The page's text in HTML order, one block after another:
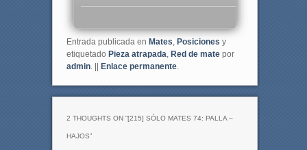
Entrada publicada en Mates Posiciones y
etiquetado Pieza atrapada Red de matepor
admin. || Enlace permanente.
2 THOUGHTS ON “[215] SÓLO MATES 74: PALLA –
HAJOS”